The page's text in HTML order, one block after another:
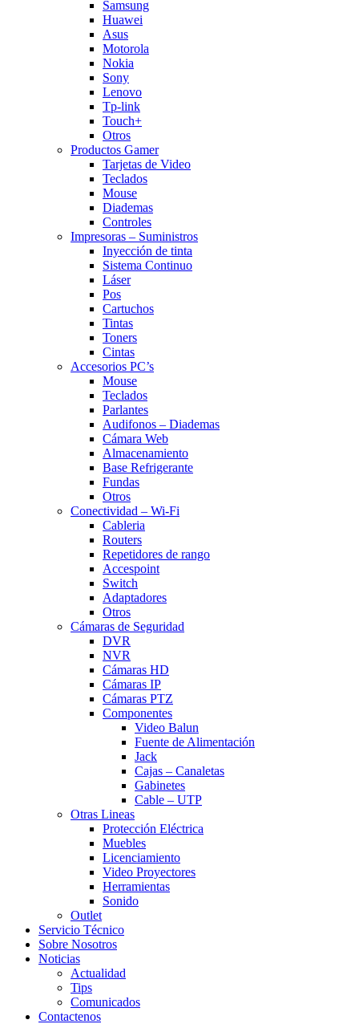
Samsung
Huawei
Asus
Motorola
Nokia
Sony
Lenovo
Tp-link
Touch+
Otros
Productos Gamer
Tarjetas de Video
Teclados
Mouse
Diademas
Controles
Impresoras – Suministros
Inyección de tinta
Sistema Continuo
Láser
Pos
Cartuchos
Tintas
Toners
Cintas
Accesorios PC’s
Mouse
Teclados
Parlantes
Audifonos – Diademas
Cámara Web
Almacenamiento
Base Refrigerante
Fundas
Otros
Conectividad – Wi-Fi
Cableria
Routers
Repetidores de rango
Accespoint
Switch
Adaptadores
Otros
Cámaras de Seguridad
DVR
NVR
Cámaras HD
Cámaras IP
Cámaras PTZ
Componentes
Video Balun
Fuente de Alimentación
Jack
Cajas – Canaletas
Gabinetes
Cable – UTP
Otras Lineas
Protección Eléctrica
Muebles
Licenciamiento
Video Proyectores
Herramientas
Sonido
Outlet
Servicio Técnico
Sobre Nosotros
Noticias
Actualidad
Tips
Comunicados
Contactenos